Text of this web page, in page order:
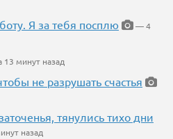
Я за тебя посплю
— 4
13 минут назад
не разрушать счастья
тянулись тихо дни
назад